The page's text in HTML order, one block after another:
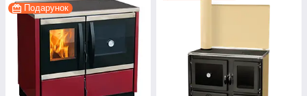
Подарунок